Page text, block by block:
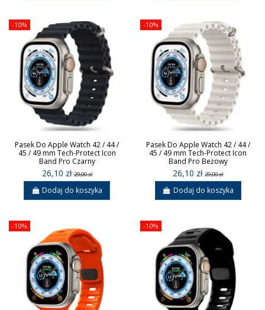
-10%
Pasek Do Apple Watch 42 / 44 /
45 / 49 mm Tech-Protect Icon
Band Pro Czarny
26,10 zł29,00 zł
Dodaj do koszyka
-10%
Pasek Do Apple Watch 42 / 44 /
45 / 49 mm Tech-Protect Icon
Band Pro Beżowy
26,10 zł29,00 zł
Dodaj do koszyka
-10% -10%